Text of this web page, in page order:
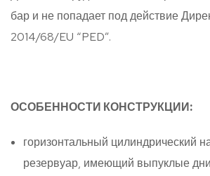
бар и не попадает под действие
2014/68/EU “PED”.
ОСОБЕННОСТИ КОНСТРУКЦИИ:
горизонтальный цилиндрический
резервуар, имеющий выпуклые